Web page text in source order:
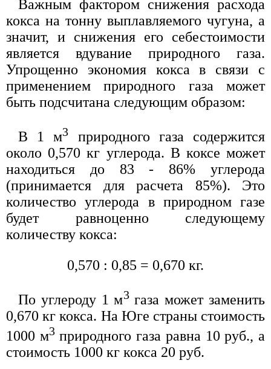
Важным фактором снижения расхода
кокса на тонну выплавляемого чугуна, а
значит, и снижения его себестоимости
является вдувание природного газа.
Упрощенно экономия кокса в связи с
применением природного газа может
быть подсчитана следующим образом:
В 1 м3
природного газа содержится
около 0,570 кг углерода. В коксе может
находиться до 83 - 86% углерода
(принимается для расчета 85%). Это
количество углерода в природном газе
будет равноценно следующему
количеству кокса:
0,570 : 0,85 = 0,670 кг.
По углероду 1 м3газа может заменить
0,670 кг кокса. На Юге страны стоимость
1000 м3природного газа равна 10 руб., а
стоимость 1000 кг кокса 20 руб.